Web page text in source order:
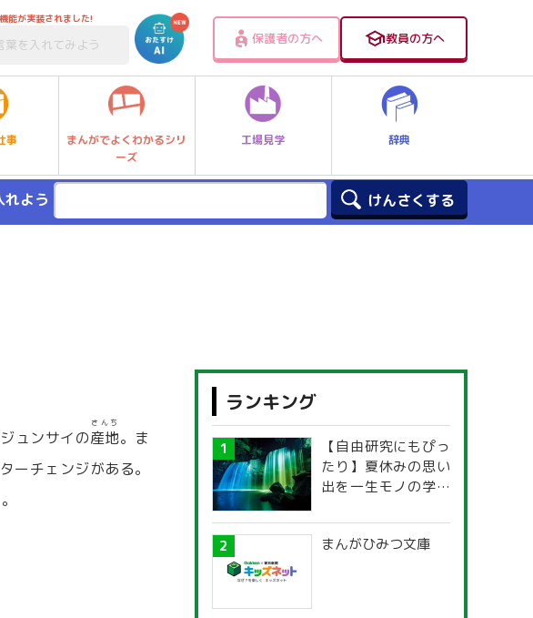
能が実装されました!
保護者の方へ 教員の方へ
事
まんがでよくわかるシリ
ーズ
工場見学 辞典
よう
ュンサイの産地
さんち
。ま
ーチェンジがある。
ランキング
【自由研究にもぴっ
たり】夏休みの思い
出を一生モノの学び
探究ガイド
まんがひみつ文庫